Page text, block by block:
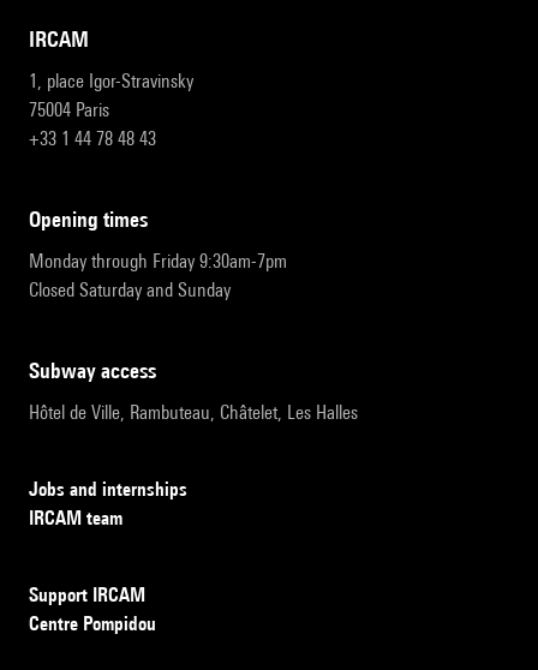
IRCAM
1, place Igor-Stravinsky
75004 Paris
+33 1 44 78 48 43
opening times
Monday through Friday 9:30am-7pm
Closed Saturday and Sunday
subway access
Hôtel de Ville, Rambuteau, Châtelet, Les Halles
Jobs and internships
IRCAM team
Support IRCAM
Centre Pompidou